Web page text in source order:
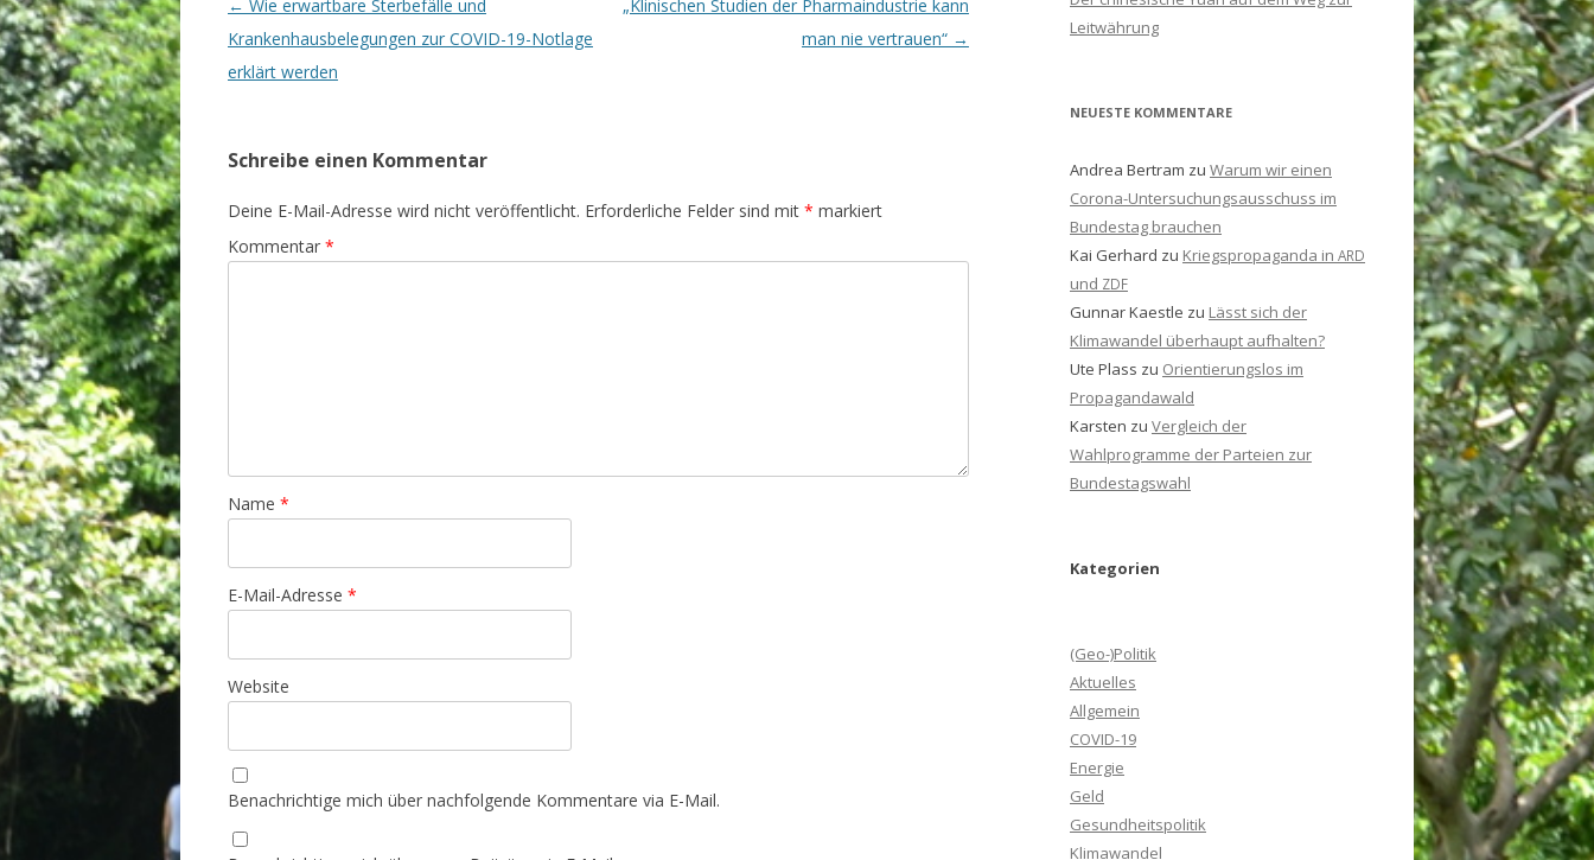
Beitrags-
Navigation
← Wie erwartbare Sterbefälle und
Krankenhausbelegungen zur COVID-19-Notlage
erklärt werden
„Klinischen Studien der Pharmaindustrie kann
man nie vertrauen“ →
Schreibe einen Kommentar
Deine E-Mail-Adresse wird nicht veröffentlicht. Erforderliche Felder sind mit * markiert
Kommentar *
Name *
E-Mail-Adresse *
Website
Benachrichtige mich über nachfolgende Kommentare via E-Mail.
Leitwährung
NEUESTE KOMMENTARE
Andrea Bertram zu Warum wir einen
Corona-Untersuchungsausschuss im
Bundestag brauchen
Kai Gerhard zu Kriegspropaganda in ARD
und ZDF
Gunnar Kaestle zu Lässt sich der
Klimawandel überhaupt aufhalten?
Ute Plass zu Orientierungslos im
Propagandawald
Karsten zu Vergleich der
Wahlprogramme der Parteien zur
Bundestagswahl
Kategorien
(Geo-)Politik
Aktuelles
Allgemein
COVID-19
Energie
Geld
Gesundheitspolitik
Klimawandel